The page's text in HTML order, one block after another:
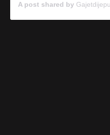
A post shared by